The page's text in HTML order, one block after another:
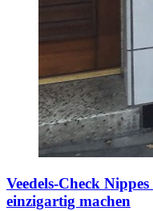
Veedels-Check Nippes
einzigartig machen